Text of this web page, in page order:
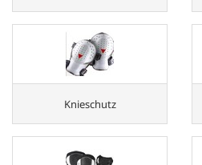
Knieschutz